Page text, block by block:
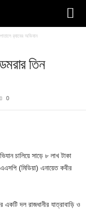
র‍্যাবের অভিযান
তিন
0
চালিয়ে সাড়ে ৮ লাখ টাকা
(মিডিয়া) এনায়েত কবীর
দল রাজধানীর যাত্রাবাড়ি ও